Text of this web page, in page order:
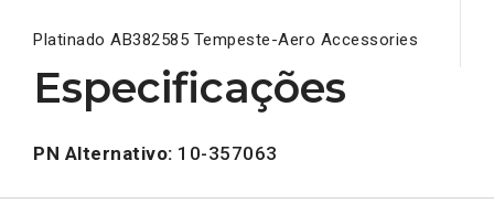
Platinado AB382585 Tempeste-Aero Accessories
Especificações
PN Alternativo: 10-357063